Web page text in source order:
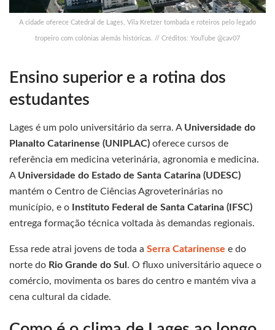
A cidade oferece Catedral de Lages, Vila Kretzer tombada e roteiros pelo legado
tropeiro com colônias alemãs históricas. // Créditos: YouTube @cav07
Ensino superior e a rotina dos
estudantes
Lages é um polo universitário da serra. A Universidade do
Planalto Catarinense (UNIPLAC) oferece cursos de
referência em medicina veterinária, agronomia e medicina.
A Universidade do Estado de Santa Catarina (UDESC)
mantém o Centro de Ciências Agroveterinárias no
município, e o
Instituto Federal de Santa Catarina (IFSC)
entrega formação técnica voltada às demandas regionais.
Essa rede atrai jovens de toda a Serra Catarinense e do
norte do Rio Grande do Sul . O fluxo universitário aquece o
comércio, movimenta os bares do centro e mantém viva a
cena cultural da cidade.